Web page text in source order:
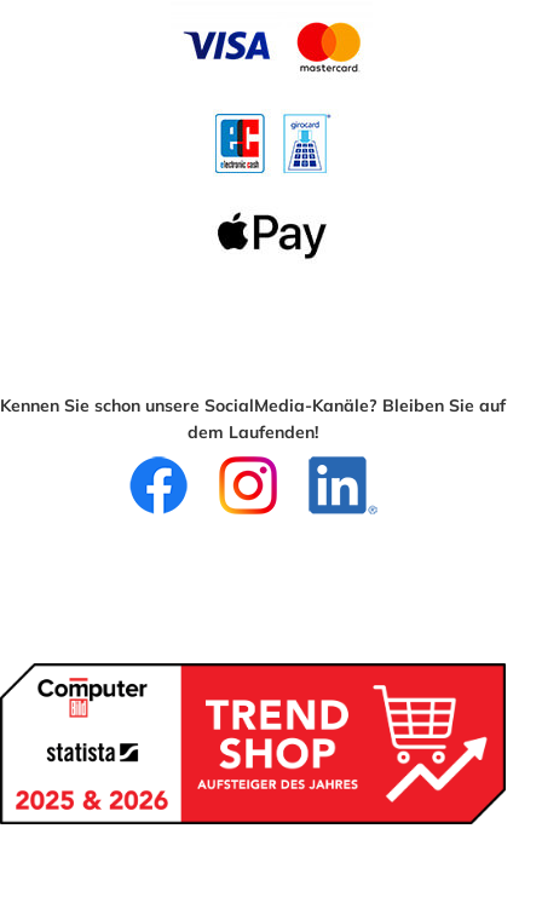
Kennen Sie schon unsere SocialMedia-Kanäle? Bleiben Sie auf
dem Laufenden!